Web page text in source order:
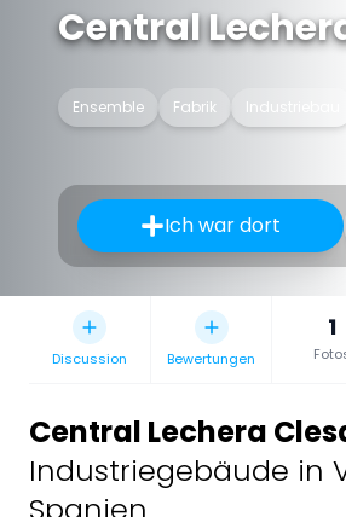
Central
Ensemble Fabrik Industriebau
Ich war dort
Discussion Bewertungen
1
Central Lechera
Industriegebäude in
Spanien